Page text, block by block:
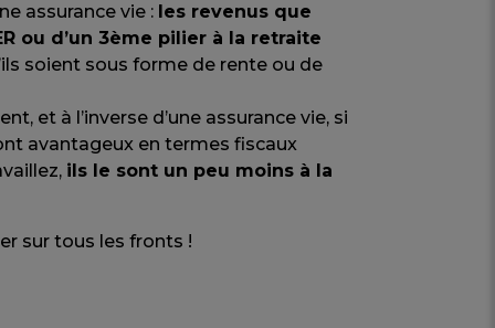
assurance vie : les revenus que
ou d’un 3ème pilier à la retraite
soient sous forme de rente ou de
et à l’inverse d’une assurance vie, si
avantageux en termes fiscaux
ils le sont un peu moins à la
sur tous les fronts !